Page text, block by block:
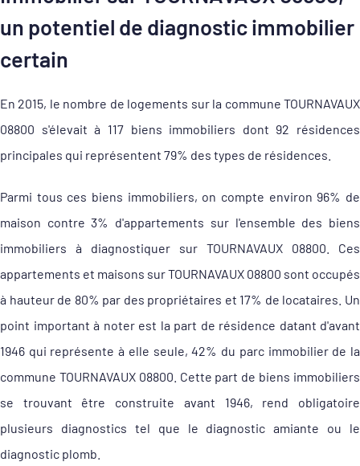
un potentiel de diagnostic immobilier
certain
En 2015, le nombre de logements sur la commune TOURNAVAUX
08800 s'élevait à 117 biens immobiliers dont 92 résidences
principales qui représentent 79% des types de résidences.
Parmi tous ces biens immobiliers, on compte environ 96% de
maison contre 3% d'appartements sur l'ensemble des biens
immobiliers à diagnostiquer sur TOURNAVAUX 08800. Ces
appartements et maisons sur TOURNAVAUX 08800 sont occupés
à hauteur de 80% par des propriétaires et 17% de locataires. Un
point important à noter est la part de résidence datant d'avant
1946 qui représente à elle seule, 42% du parc immobilier de la
commune TOURNAVAUX 08800. Cette part de biens immobiliers
se trouvant être construite avant 1946, rend obligatoire
plusieurs diagnostics tel que le diagnostic amiante ou le
diagnostic plomb.